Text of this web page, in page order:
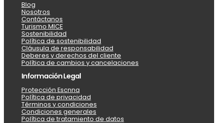
Blog
Nosotros
Contáctanos
Turismo MICE
Sostenibilidad
Política de sostenibilidad
Cláusula de responsabilidad
Deberes y derechos del cliente
Política de cambios y cancelaciones
Información Legal
Protección Escnna
Política de privacidad
Términos y condiciones
Condiciones generales
Política de tratamiento de datos